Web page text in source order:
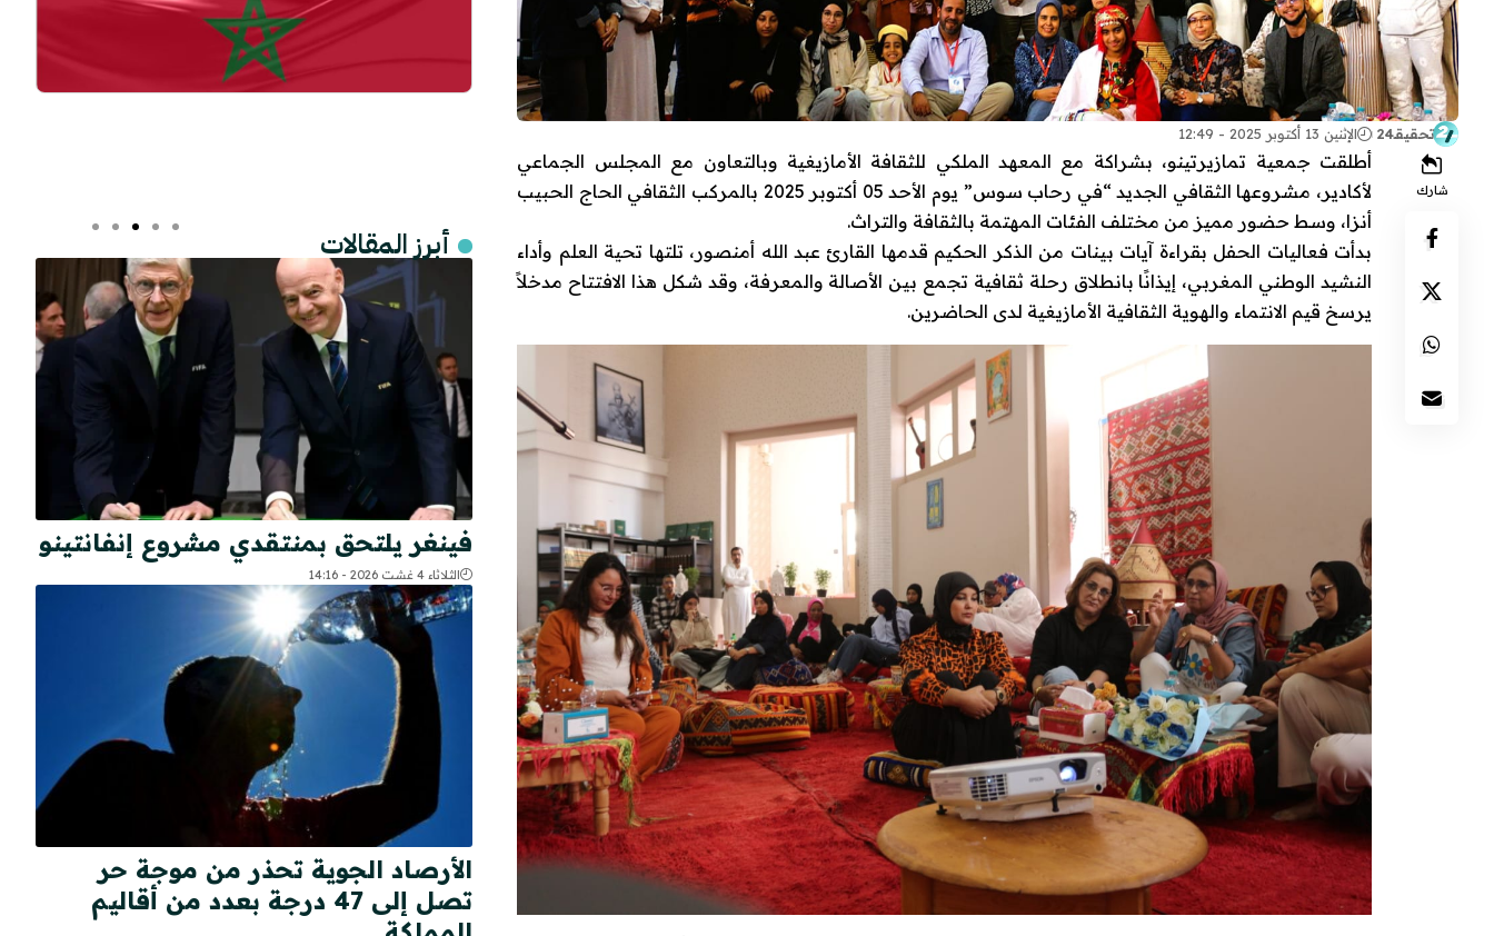
تحقيقـ24 الإثنين 13 أكتوبر 2025 - 12:49
شارك
أطلقت جمعية تمازيرتينو، بشراكة مع المعهد الملكي للثقافة الأمازيغية وبالتعاون مع المجلس الجماعي
لأكادير، مشروعها الثقافي الجديد “في رحاب سوس” يوم الأحد 05 أكتوبر 2025 بالمركب الثقافي الحاج الحبيب
أنزا، وسط حضور مميز من مختلف الفئات المهتمة بالثقافة والتراث.
بدأت فعاليات الحفل بقراءة آيات بينات من الذكر الحكيم قدمها القارئ عبد الله أمنصور، تلتها تحية العلم وأداء
النشيد الوطني المغربي، إيذانًا بانطلاق رحلة ثقافية تجمع بين الأصالة والمعرفة، وقد شكل هذا الافتتاح مدخلاً
يرسخ قيم الانتماء والهوية الثقافية الأمازيغية لدى الحاضرين.
أبرز المقالات
فينغر يلتحق بمنتقدي مشروع إنفانتينو
الثلاثاء 4 غشت 2026 - 14:16
الأرصاد الجوية تحذر من موجة حر
تصل إلى 47 درجة بعدد من أقاليم